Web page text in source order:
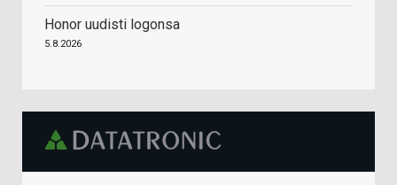
Honor uudisti logonsa
5.8.2026